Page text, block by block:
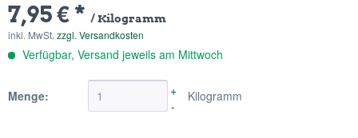
7,95 € * / Kilogramm
inkl. MwSt. zzgl. Versandkosten
Verfügbar, Versand jeweils am Mittwoch
Menge:
+
-
Kilogramm